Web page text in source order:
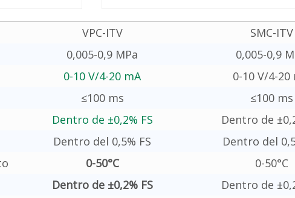
VPC-ITV
SMC-ITV
0,005-0,9 MPa
0,005-0,9
0-10 V/4-20 mA
0-10 V/4-20
≤100 ms
≤100 ms
Dentro de ±0,2% FS
Dentro de
Dentro del 0,5% FS
Dentro del
0-50°C
0-50°C
Dentro de ±0,2% FS
Dentro de